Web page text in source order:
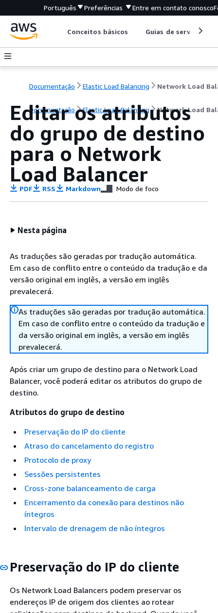
Português Preferências Entre em contato conosco
Conceitos básicos Guias de serviço
Documentação Elastic Load Balancing
Documentação Elastic Load Balancing Network Load
Editar os atributos
do grupo de destino
para o Network
Load Balancer
PDF RSS Markdown Modo de foco
Nesta página
As traduções são geradas por tradução automática.
Em caso de conflito entre o conteúdo da tradução e da
versão original em inglês, a versão em inglês
prevalecerá.
As traduções são geradas por tradução automática.
Em caso de conflito entre o conteúdo da tradução e
da versão original em inglês, a versão em inglês
prevalecerá.
Após criar um grupo de destino para o Network Load
Balancer, você poderá editar os atributos do grupo de
destino.
Atributos do grupo de destino
Preservação do IP do cliente
Atraso do cancelamento do registro
Protocolo de proxy
Sessões persistentes
Cross-zone balanceamento de carga
Encerramento da conexão para destinos não
íntegros
Intervalo de drenagem de não íntegros
Preservação do IP do cliente
Os Network Load Balancers podem preservar os
endereços IP de origem dos clientes ao rotear